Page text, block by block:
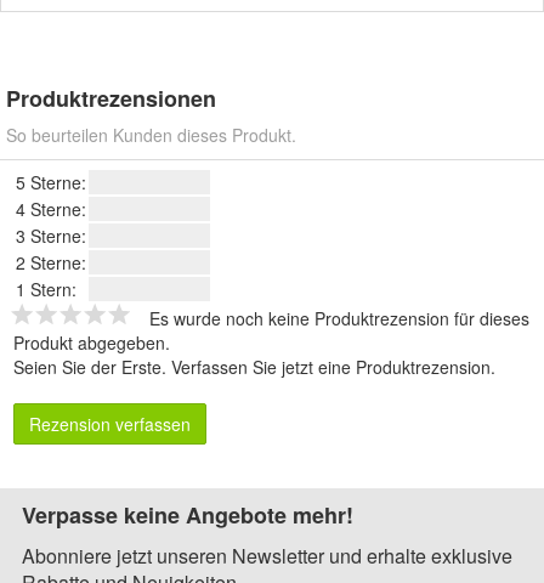
Produktrezensionen
So beurteilen Kunden dieses Produkt.
5 Sterne:
4 Sterne:
3 Sterne:
2 Sterne:
1 Stern:
Es wurde noch keine Produktrezension für dieses
Produkt abgegeben.
Seien Sie der Erste. Verfassen Sie jetzt eine Produktrezension.
Rezension verfassen
Verpasse keine Angebote mehr!
Abonniere jetzt unseren Newsletter und erhalte exklusive